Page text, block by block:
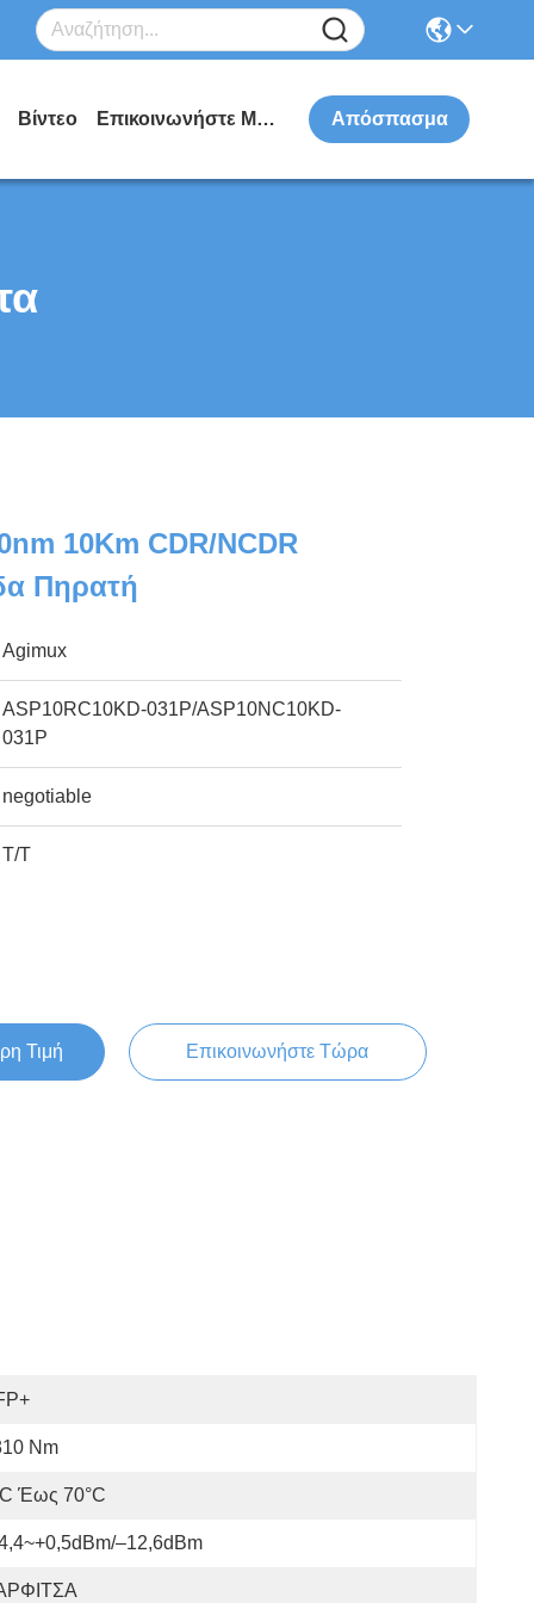
Βίντεο Επικοινωνήστε Μαζί Μας Απόσπασμα
10Km CDR/NCDR
Πηρατή
Agimux
ASP10RC10KD-031P/ASP10NC10KD-
031P
negotiable
Τ/Τ
Τιμή Επικοινωνήστε Τώρα
Nm
Έως 70°C
–12,6dBm